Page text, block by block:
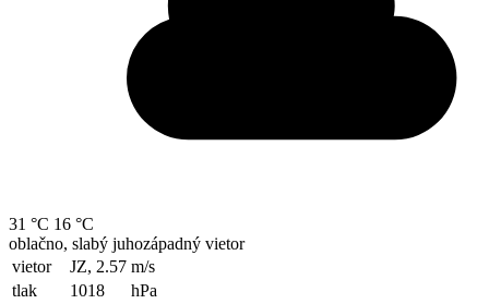
31 °C 16 °C
oblačno, slabý juhozápadný vietor
vietor
JZ, 2.57 m/s
tlak
1018
hPa